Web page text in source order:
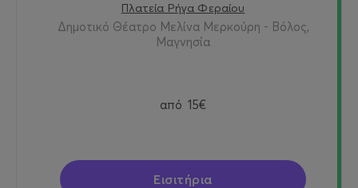
Πλατεία Ρήγα Φεραίου
Δημοτικό Θέατρο Μελίνα Μερκούρη - Βόλος,
Μαγνησία
από 15€
Εισιτήρια